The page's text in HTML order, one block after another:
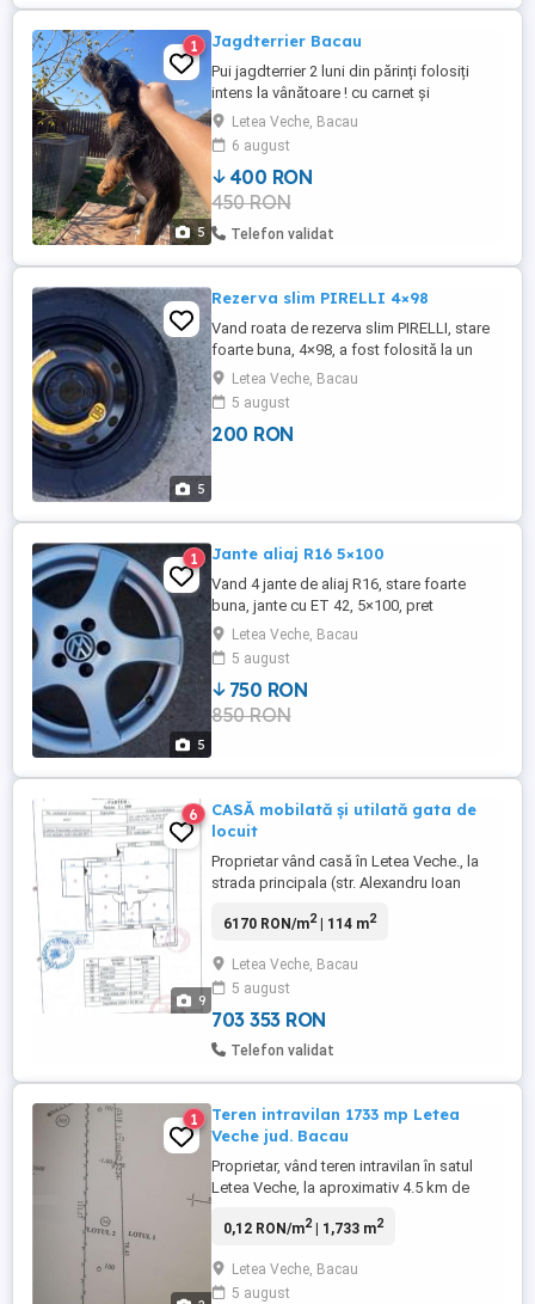
5
1 Jagdterrier Bacau
Pui jagdterrier 2 luni din părinți folosiți
intens la vânătoare ! cu carnet și
deparazitare internă făcută!
Letea Veche, Bacau
6 august
400 RON
450 RON
Telefon validat
5
Rezerva slim PIRELLI 4×98
Vand roata de rezerva slim PIRELLI, stare
foarte buna, 4×98, a fost folosită la un
Ficat Punto
Letea Veche, Bacau
5 august
200 RON
5
1 Jante aliaj R16 5×100
Vand 4 jante de aliaj R16, stare foarte
buna, jante cu ET 42, 5×100, pret
negociabil.
Letea Veche, Bacau
5 august
750 RON
850 RON
9
6
CASĂ mobilată și utilată gata de
locuit
Proprietar vând casă în Letea Veche., la
strada principala (str. Alexandru Ioan
din cărămidă, cu suprafața de 114 mp pe
compartimentată astfel: living, 2
dormitoare, baie, bucătărie închisă cu
ieșire pe terasă, cameră tehnică ...
6170 RON/m2| 114 m2
Letea Veche, Bacau
5 august
703 353 RON
Telefon validat
1
Teren intravilan 1733 mp Letea
Veche jud. Bacau
Proprietar, vând teren intravilan în satul
Letea Veche, la aproximativ 4.5 km de
teren drept, are o suprafață de 1733 de
17.42 ml în partea din spate). Nu există
nicio construcție pe teren și are acces la
0,12 RON/m2| 1,733 m2
Letea Veche, Bacau
5 august